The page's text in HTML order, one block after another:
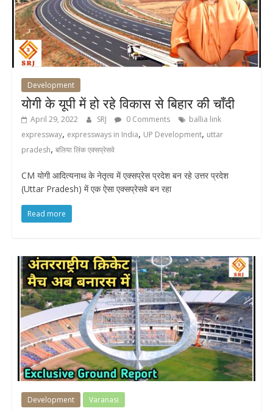
Development
योगी के यूपी में हो रहे विकास से बिहार की चाँदी
April 29, 2022 SRJ 0 Comments
ballia link
expressway, expressways in India, UP Development, uttar
pradesh, बलिया लिंक एक्सप्रेसवे
CM योगी आदित्यनाथ के नेतृत्व में एक्सप्रेस प्रदेश बन रहे उत्तर प्रदेश
(Uttar Pradesh) में एक ऐसा एक्सप्रेसवे बन रहा
Read more
Development Varanasi